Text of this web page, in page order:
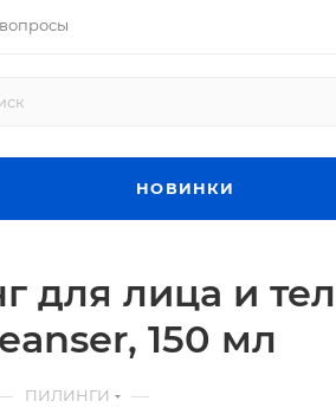
НОВИНКИ
лица и
150 мл
ПИЛИНГИ —